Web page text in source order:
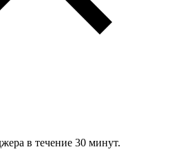
в течение 30 минут.